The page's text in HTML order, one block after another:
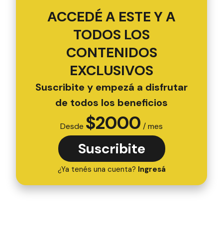
ACCEDÉ A ESTE Y A
TODOS LOS
CONTENIDOS
EXCLUSIVOS
Suscribite y empezá a disfrutar
de todos los beneficios
Desde $2000 / mes
Suscribite
¿Ya tenés una cuenta? Ingresá